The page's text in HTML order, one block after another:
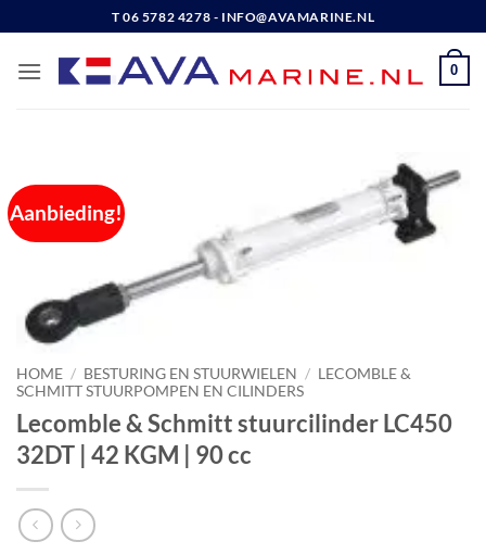
naar
inhoud
T 06 5782 4278 - INFO@AVAMARINE.NL
0
Aanbieding!
HOME / BESTURING EN STUURWIELEN / LECOMBLE &
SCHMITT STUURPOMPEN EN CILINDERS
Lecomble & Schmitt stuurcilinder LC450
32DT | 42 KGM | 90 cc